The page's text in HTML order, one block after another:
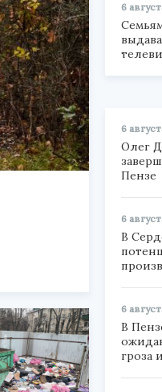
6
6
Олег
Пензе
6
В
6
В
гроза